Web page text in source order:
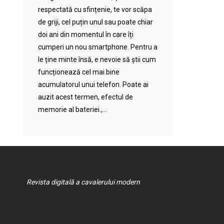
respectată cu sfințenie, te vor scăpa
de griji, cel puțin unul sau poate chiar
doi ani din momentul în care îți
cumperi un nou smartphone. Pentru a
le ține minte însă, e nevoie să știi cum
funcționează cel mai bine
acumulatorul unui telefon. Poate ai
auzit acest termen, efectul de
memorie al bateriei.,...
Revista digitală a cavalerului modern